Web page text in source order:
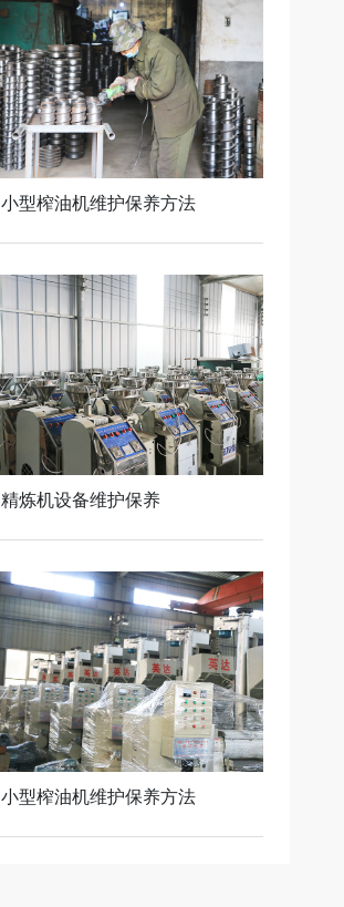
小型榨油机维护保养方法
精炼机设备维护保养
小型榨油机维护保养方法